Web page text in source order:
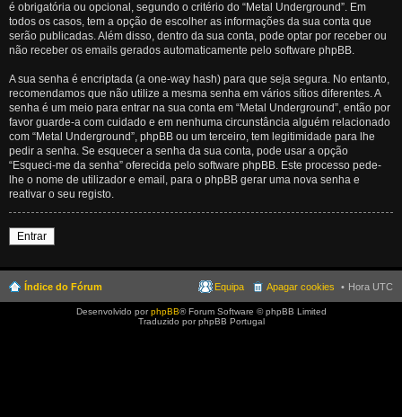
é obrigatória ou opcional, segundo o critério do “Metal Underground”. Em
todos os casos, tem a opção de escolher as informações da sua conta que
serão publicadas. Além disso, dentro da sua conta, pode optar por receber ou
não receber os emails gerados automaticamente pelo software phpBB.
A sua senha é encriptada (a one-way hash) para que seja segura. No entanto,
recomendamos que não utilize a mesma senha em vários sítios diferentes. A
senha é um meio para entrar na sua conta em “Metal Underground”, então por
favor guarde-a com cuidado e em nenhuma circunstância alguém relacionado
com “Metal Underground”, phpBB ou um terceiro, tem legitimidade para lhe
pedir a senha. Se esquecer a senha da sua conta, pode usar a opção
“Esqueci-me da senha” oferecida pelo software phpBB. Este processo pede-
lhe o nome de utilizador e email, para o phpBB gerar uma nova senha e
reativar o seu registo.
Entrar
Índice do Fórum Hora UTC
Apagar cookies
Equipa
Desenvolvido porphpBB® Forum Software © phpBB Limited
Traduzido por phpBB Portugal